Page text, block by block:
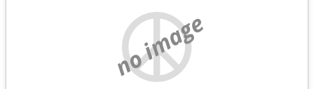
no image